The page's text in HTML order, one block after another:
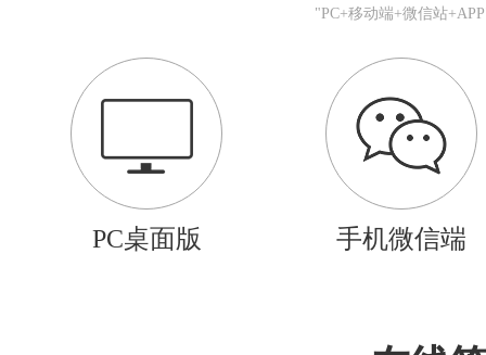
"PC+移动端+微信站
PC桌面版 手机微信端